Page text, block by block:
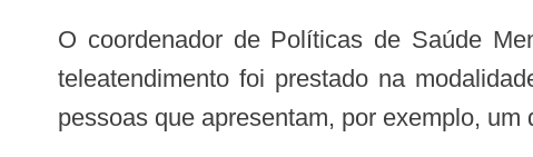
O coordenador de Políticas de Saúde Mental, Álcool e outras Drogas da Sesa, Adriano de Souza, conta que o serviço de
teleatendimento foi prestado na
pessoas que apresentam, por exemplo,